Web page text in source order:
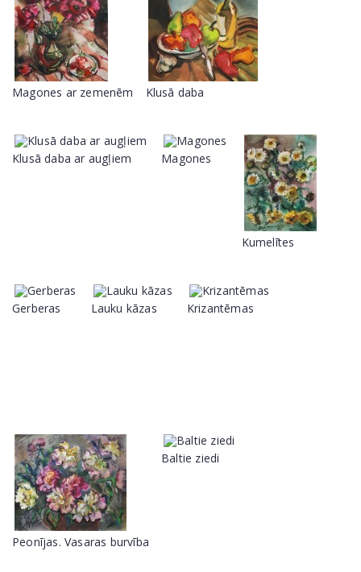
Magones ar zemenēm Klusā daba
Klusā daba ar augļiem Magones
Kumelītes
Gerberas Lauku kāzas Krizantēmas
Peonījas. Vasaras burvība
Baltie ziedi